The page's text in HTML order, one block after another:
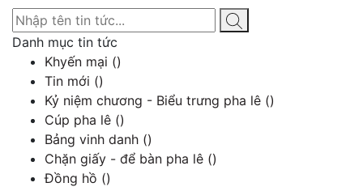
Danh mục tin tức
Khyến mại ()
Tin mới ()
Kỷ niệm chương - Biểu trưng pha lê ()
Cúp pha lê ()
Bảng vinh danh ()
Chặn giấy - để bàn pha lê ()
Đồng hồ ()